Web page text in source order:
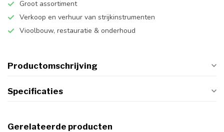
Groot assortiment
Verkoop en verhuur van strijkinstrumenten
Vioolbouw, restauratie & onderhoud
Productomschrijving
Specificaties
Gerelateerde producten